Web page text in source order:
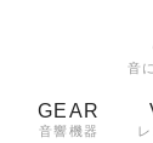
音
GEAR
音響機器